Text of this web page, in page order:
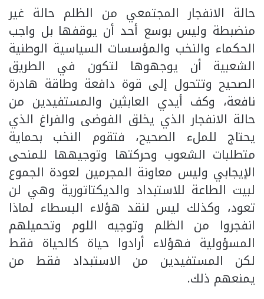
حالة الانفجار المجتمعي من الظلم حالة غير
منضبطة وليس بوسع أحد أن يوقفها بل واجب
الحكماء والنخب والمؤسسات السياسية الوطنية
الشعبية أن يوجهوها لتكون في الطريق
الصحيح وتتحول إلى قوة دافعة وطاقة هادرة
نافعة، وكف أيدي العابثين والمستفيدين من
حالة الانفجار الذي يخلق الفوضى والفراغ الذي
يحتاج للملء الصحيح، فتقوم النخب بحماية
متطلبات الشعوب وحركتها وتوجيهها للمنحى
الإيجابي وليس معاونة المجرمين لعودة الجموع
لبيت الطاعة للاستبداد والديكتاتورية وهي لن
تعود، وكذلك ليس لنقد هؤلاء البسطاء لماذا
انفجروا من الظلم وتوجيه اللوم وتحميلهم
المسؤولية فهؤلاء أرادوا حياة كالحياة فقط
لكن المستفيدين من الاستبداد فقط من
يمنعهم ذلك.